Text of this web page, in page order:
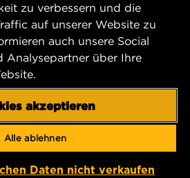
Poland
All rights reserved.
zu verbessern und die
auf unserer Website zu
auch unsere Social
Analysepartner über Ihre
akzeptieren
Alle ablehnen
Daten nicht verkaufen